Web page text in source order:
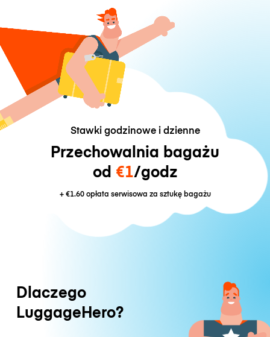
Stawki godzinowe i dzienne
Przechowalnia bagażu
od €1/godz
+€1.60opłata serwisowa za sztukę bagażu
Dlaczego
LuggageHero?